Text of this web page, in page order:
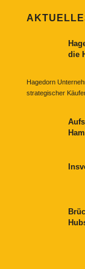
die
Hagedorn
strategischer